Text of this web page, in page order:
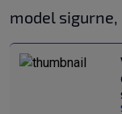
model